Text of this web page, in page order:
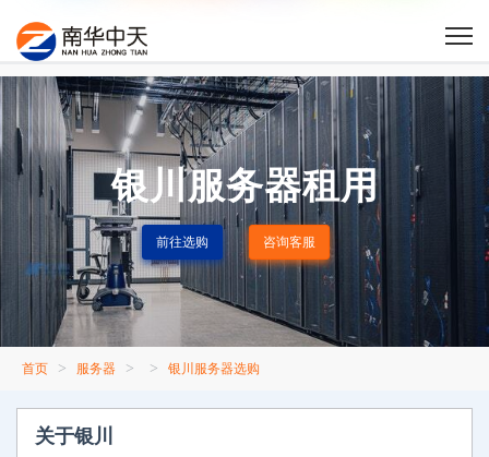
银川服务器租用
前往选购 咨询客服
首页 > 服务器 > > 银川服务器选购
关于银川